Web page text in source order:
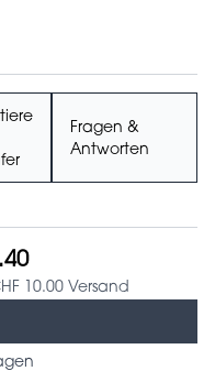
Fragen &
Antworten
10.00 Versand